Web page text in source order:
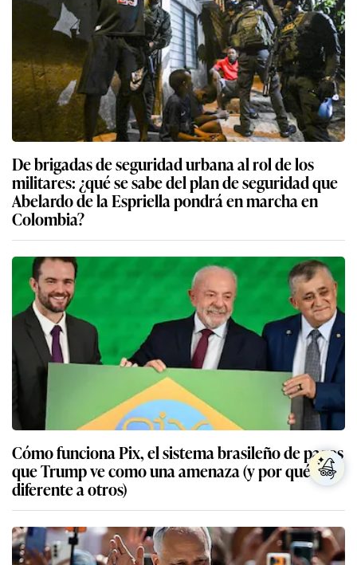
De brigadas de seguridad urbana al rol de los
militares: ¿qué se sabe del plan de seguridad que
Abelardo de la Espriella pondrá en marcha en
Colombia?
Cómo funciona Pix, el sistema brasileño de pagos
que Trump ve como una amenaza (y por qué es
diferente a otros)